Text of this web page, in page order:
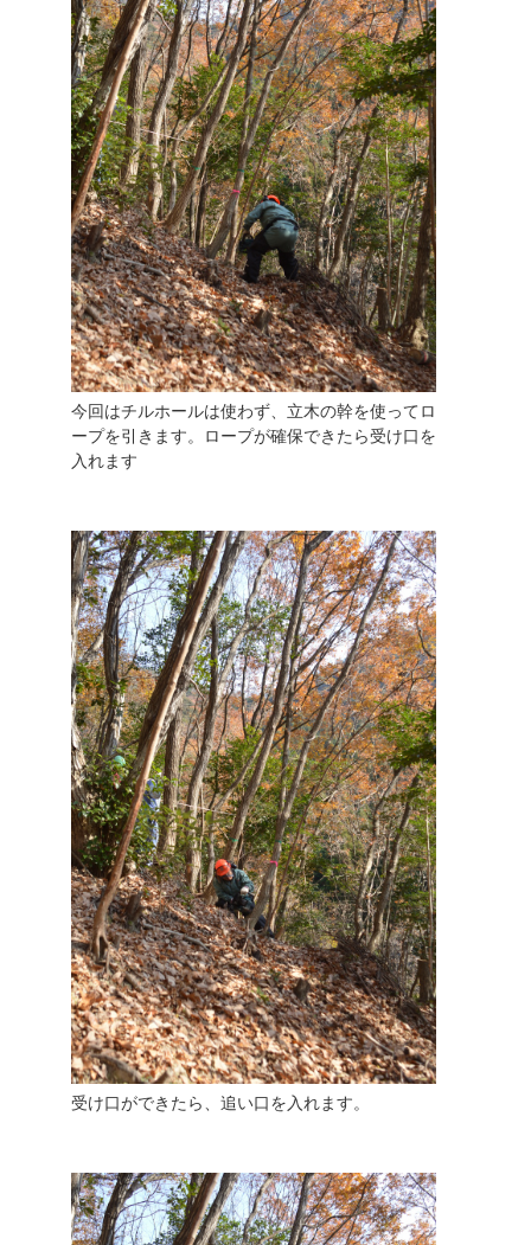
今回はチルホールは使わず、立木の幹を使ってロ
ープを引きます。ロープが確保できたら受け口を
入れます
受け口ができたら、追い口を入れます。